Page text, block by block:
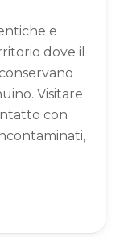
e
dove il
Visitare
con